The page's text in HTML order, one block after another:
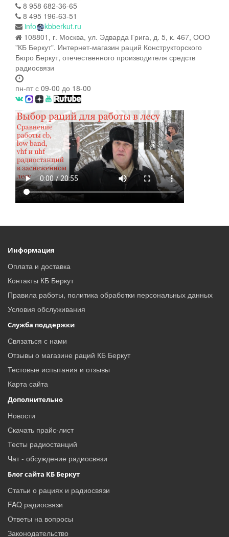
8 958 682-36-65
8 495 196-63-51
info
kbberkut.ru
108801, г. Москва, ул. Эдварда Грига, д. 5, к. 467, ООО
"КБ Беркут". Интернет-магазин раций Конструкторского
Бюро Беркут, отечественного производителя средств
радиосвязи
пн-пт с 09-00 до 18-00
Информация
Оплата и доставка
Контакты КБ Беркут
Правила работы, политика обработки персональных данных
Условия обслуживания
Служба поддержки
Связаться с нами
Отзывы о магазине раций КБ Беркут
Тестовые испытания и отзывы
Карта сайта
Дополнительно
Новости
Скачать прайс-лист
Тесты радиостанций
Чат - обсуждение радиосвязи
Блог сайта КБ Беркут
Статьи о рациях и радиосвязи
FAQ радиосвязи
Ответы на вопросы
Законодательство